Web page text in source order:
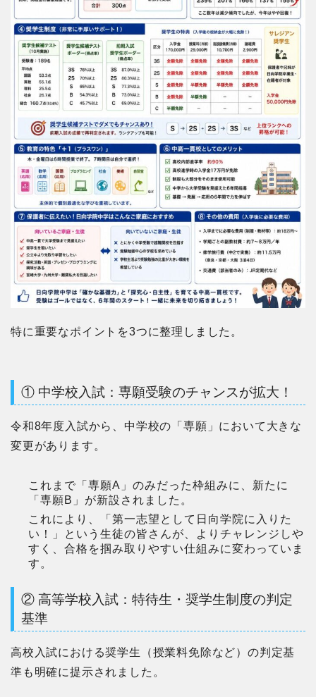
特に重要なポイントを3つに整理しました。
① 中学校入試：専願受験のチャンスが拡大！
令和8年度入試から、中学校の「専願」において大きな
変更があります。
これまで「専願A」のみだった枠組みに、新たに
「専願B」が新設されました。
これにより、「第一志望として日向学院に入りた
い！」という生徒の皆さんが、よりチャレンジしや
すく、合格を掴み取りやすい仕組みに変わっていま
す。
② 高等学校入試：特待生・奨学生制度の判定
基準
高校入試における奨学生（授業料免除など）の判定基
準も明確に提示されました。